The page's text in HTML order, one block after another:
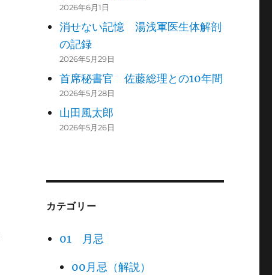
2026年6月1日
消せない記憶 湯浅軍医生体解剖
の記録
2026年5月29日
首席秘書官 佐藤総理との10年間
2026年5月28日
山田風太郎
2026年5月26日
カテゴリー
01 月忌
00月忌（解説）